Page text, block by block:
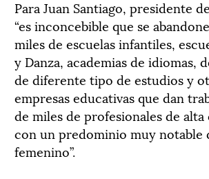
Para Juan Santiago, presidente
“es inconcebible que se
miles de escuelas infantiles,
y Danza, academias de idiomas,
de diferente tipo de estudios y
empresas educativas que dan
de miles de profesionales de
con un predominio muy notable
femenino”.